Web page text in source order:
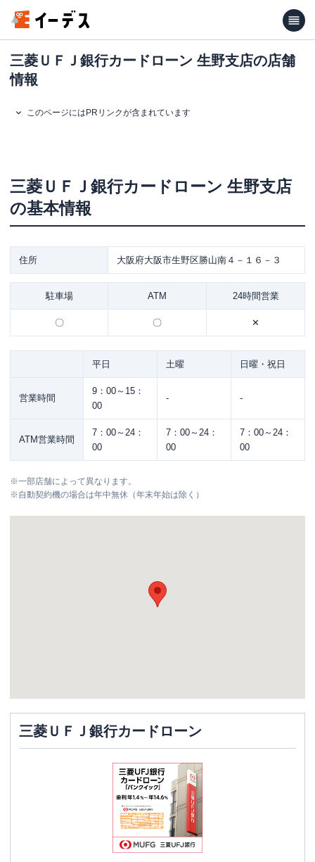
三菱ＵＦＪ銀行カードローン 生野支店の店舗
情報
このページにはPRリンクが含まれています
三菱ＵＦＪ銀行カードローン 生野支店
の基本情報
住所 大阪府大阪市生野区勝山南４－１６－３
駐車場 ATM 24時間営業
〇 〇 ✕
平日 土曜 日曜・祝日
営業時間
9：00～15：
00
- -
ATM営業時間
7：00～24：
00
7：00～24：
00
7：00～24：
00
※一部店舗によって異なります。
※自動契約機の場合は年中無休（年末年始は除く）
三菱ＵＦＪ銀行カードローン